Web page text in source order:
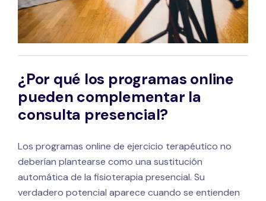
¿Por qué los programas online
pueden complementar la
consulta presencial?
Los programas online de ejercicio terapéutico no
deberían plantearse como una sustitución
automática de la fisioterapia presencial. Su
verdadero potencial aparece cuando se entienden